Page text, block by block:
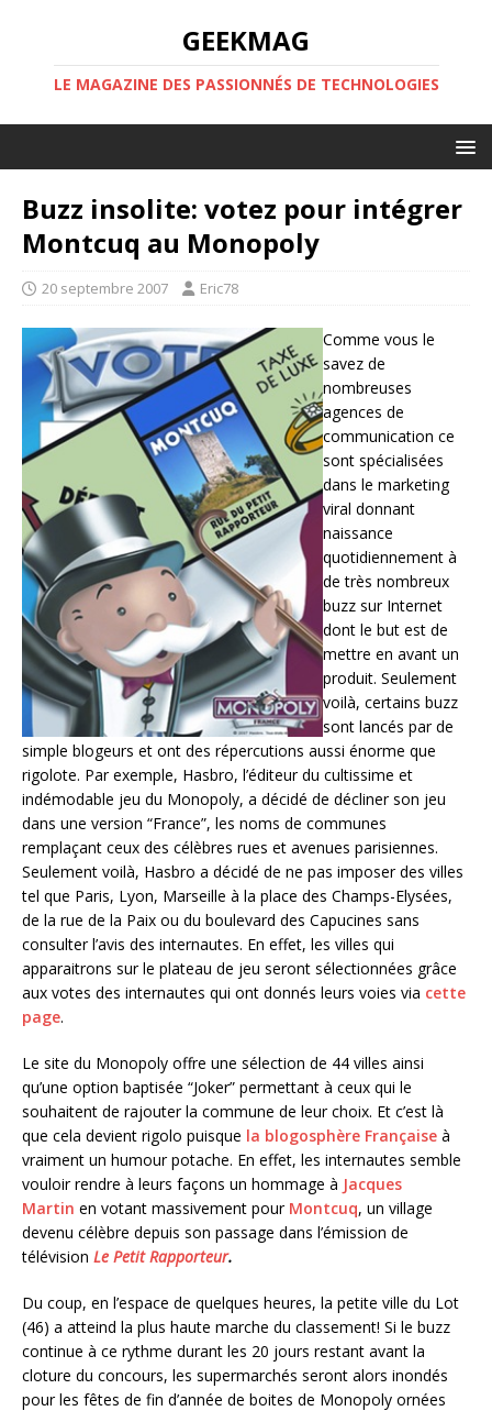
GEEKMAG
LE MAGAZINE DES PASSIONNÉS DE TECHNOLOGIES
Buzz insolite: votez pour intégrer
Montcuq au Monopoly
20 septembre 2007 Eric78
Comme vous le
savez de
nombreuses
agences de
communication ce
sont spécialisées
dans le marketing
viral donnant
naissance
quotidiennement à
de très nombreux
buzz sur Internet
dont le but est de
mettre en avant un
produit. Seulement
voilà, certains buzz
sont lancés par de
simple blogeurs et ont des répercutions aussi énorme que
rigolote. Par exemple, Hasbro, l’éditeur du cultissime et
indémodable jeu du Monopoly, a décidé de décliner son jeu
dans une version “France”, les noms de communes
remplaçant ceux des célèbres rues et avenues parisiennes.
Seulement voilà, Hasbro a décidé de ne pas imposer des villes
tel que Paris, Lyon, Marseille à la place des Champs-Elysées,
de la rue de la Paix ou du boulevard des Capucines sans
consulter l’avis des internautes. En effet, les villes qui
apparaitrons sur le plateau de jeu seront sélectionnées grâce
aux votes des internautes qui ont donnés leurs voies via cette
page.
Le site du Monopoly offre une sélection de 44 villes ainsi
qu’une option baptisée “Joker” permettant à ceux qui le
souhaitent de rajouter la commune de leur choix. Et c’est là
que cela devient rigolo puisque la blogosphère Française à
vraiment un humour potache. En effet, les internautes semble
vouloir rendre à leurs façons un hommage à Jacques
Martin en votant massivement pour Montcuq, un village
devenu célèbre depuis son passage dans l’émission de
télévision Le Petit Rapporteur.
Du coup, en l’espace de quelques heures, la petite ville du Lot
(46) a atteind la plus haute marche du classement! Si le buzz
continue à ce rythme durant les 20 jours restant avant la
cloture du concours, les supermarchés seront alors inondés
pour les fêtes de fin d’année de boites de Monopoly ornées